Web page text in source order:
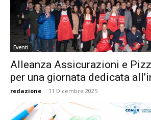
Eventi
Alleanza Assicurazioni e
per una giornata dedicata
redazione - 11 Dicembre 2025